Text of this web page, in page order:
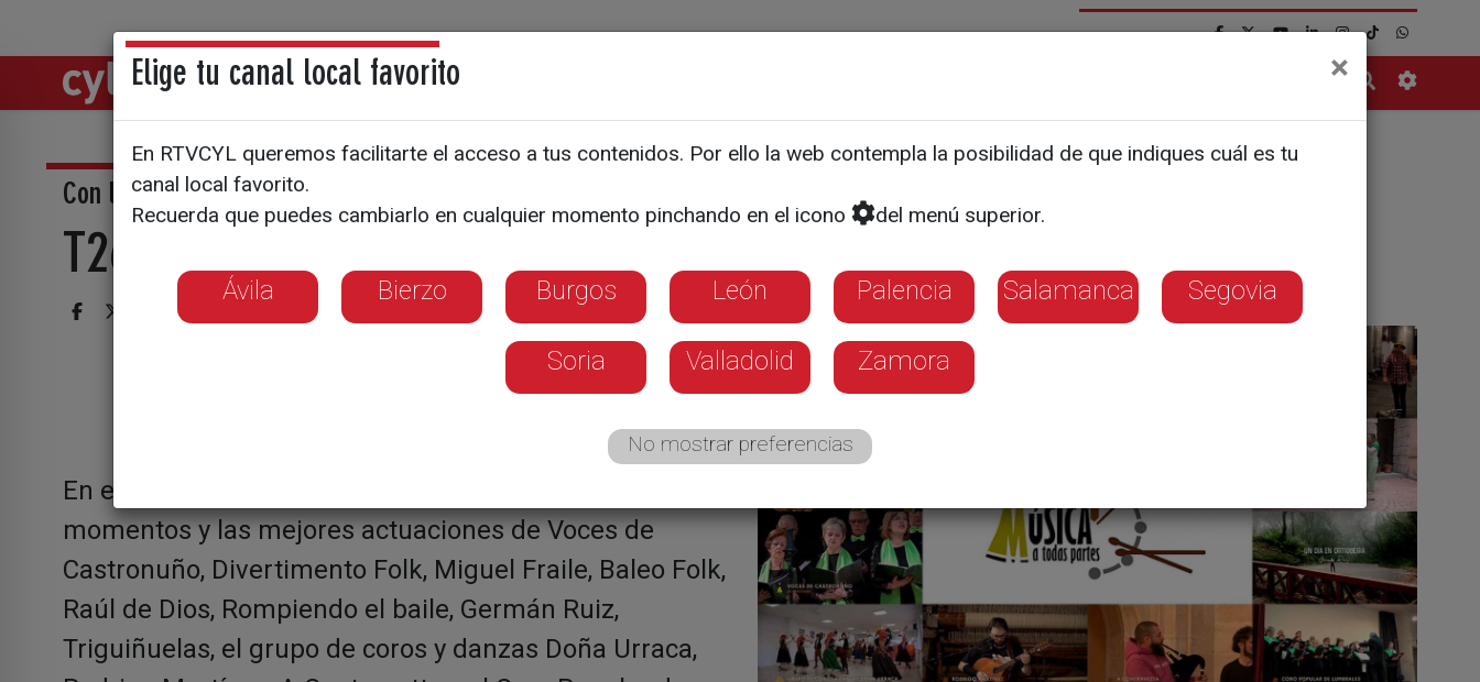
Directos Noticias
Con la música a todas partes
T26/E32
En este programa hacemos un repaso de los mejores
momentos y las mejores actuaciones de Voces de
Castronuño, Divertimento Folk, Miguel Fraile, Baleo Folk,
Raúl de Dios, Rompiendo el baile, Germán Ruiz,
Triguiñuelas, el grupo de coros y danzas Doña Urraca,
Elige tu canal local favorito ×
En RTVCYL queremos facilitarte el acceso a tus contenidos. Por ello la web contempla la posibilidad de que indiques cuál es tu
canal local favorito.
Recuerda que puedes cambiarlo en cualquier momento pinchando en el icono
del menú superior.
Ávila Bierzo Burgos León Palencia Salamanca Segovia
Soria Valladolid Zamora
No mostrar preferencias